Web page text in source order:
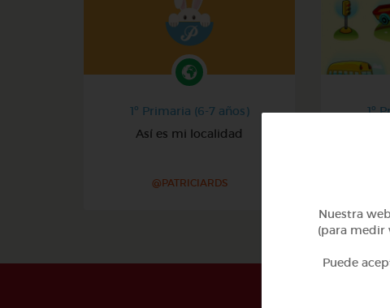
1º Primaria (6-7 años)
Así es mi localidad
@PATRICIARDS
1º
Nuestra
(para medir
Puede